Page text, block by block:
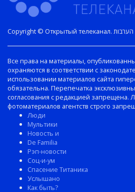
Все права на материалы,
охраняются в соответствии с
использовании материалов сайта
обязательна. Перепечатка
согласования с редакцией запрещена.
фотоматериалов агентств строго
Люди
Мультики
Новость и
De Familia
Рэп-новости
Соц-и-ум
Спасение Титаника
Услышано
Как быть?